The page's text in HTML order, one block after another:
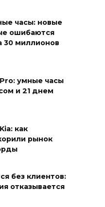
часы: новые
ошибаются
30 миллионов
умные часы
и 21 днем
как
рынок
без клиентов:
отказывается